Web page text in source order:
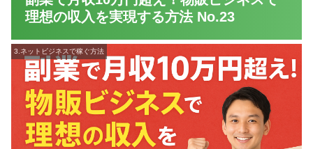
理想の収入を実現する方法 No.23
3.ネットビジネスで稼ぐ方法